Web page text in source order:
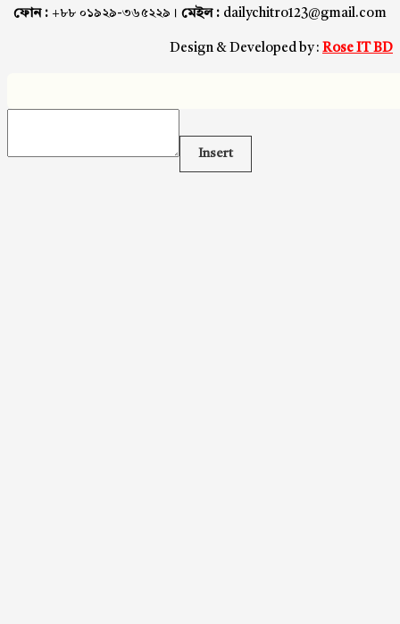
ফোন : +৮৮ ০১৯২৯-৩৬৫২২৯। মেইল : dailychitro123@gmail.com
Design & Developed by : Rose IT BD
Insert